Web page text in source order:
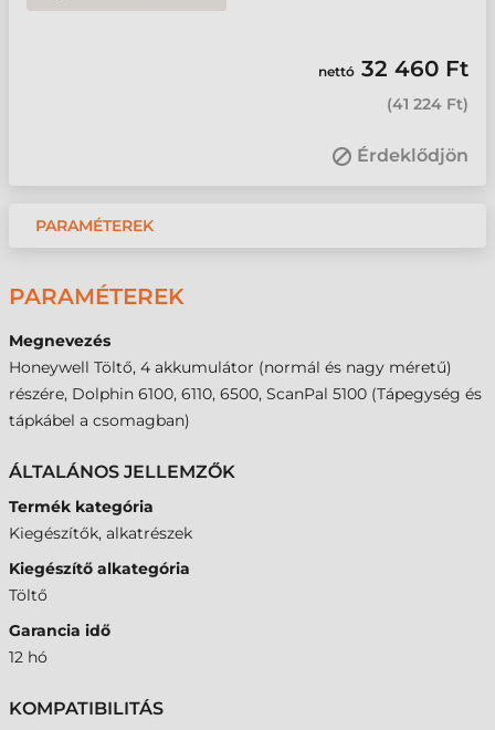
nettó 32 460 Ft
(41 224 Ft)
Érdeklődjön
PARAMÉTEREK
PARAMÉTEREK
Megnevezés
Honeywell Töltő, 4 akkumulátor (normál és nagy méretű)
részére, Dolphin 6100, 6110, 6500, ScanPal 5100 (Tápegység és
tápkábel a csomagban)
ÁLTALÁNOS JELLEMZŐK
Termék kategória
Kiegészítők, alkatrészek
Kiegészítő alkategória
Töltő
Garancia idő
12 hó
KOMPATIBILITÁS